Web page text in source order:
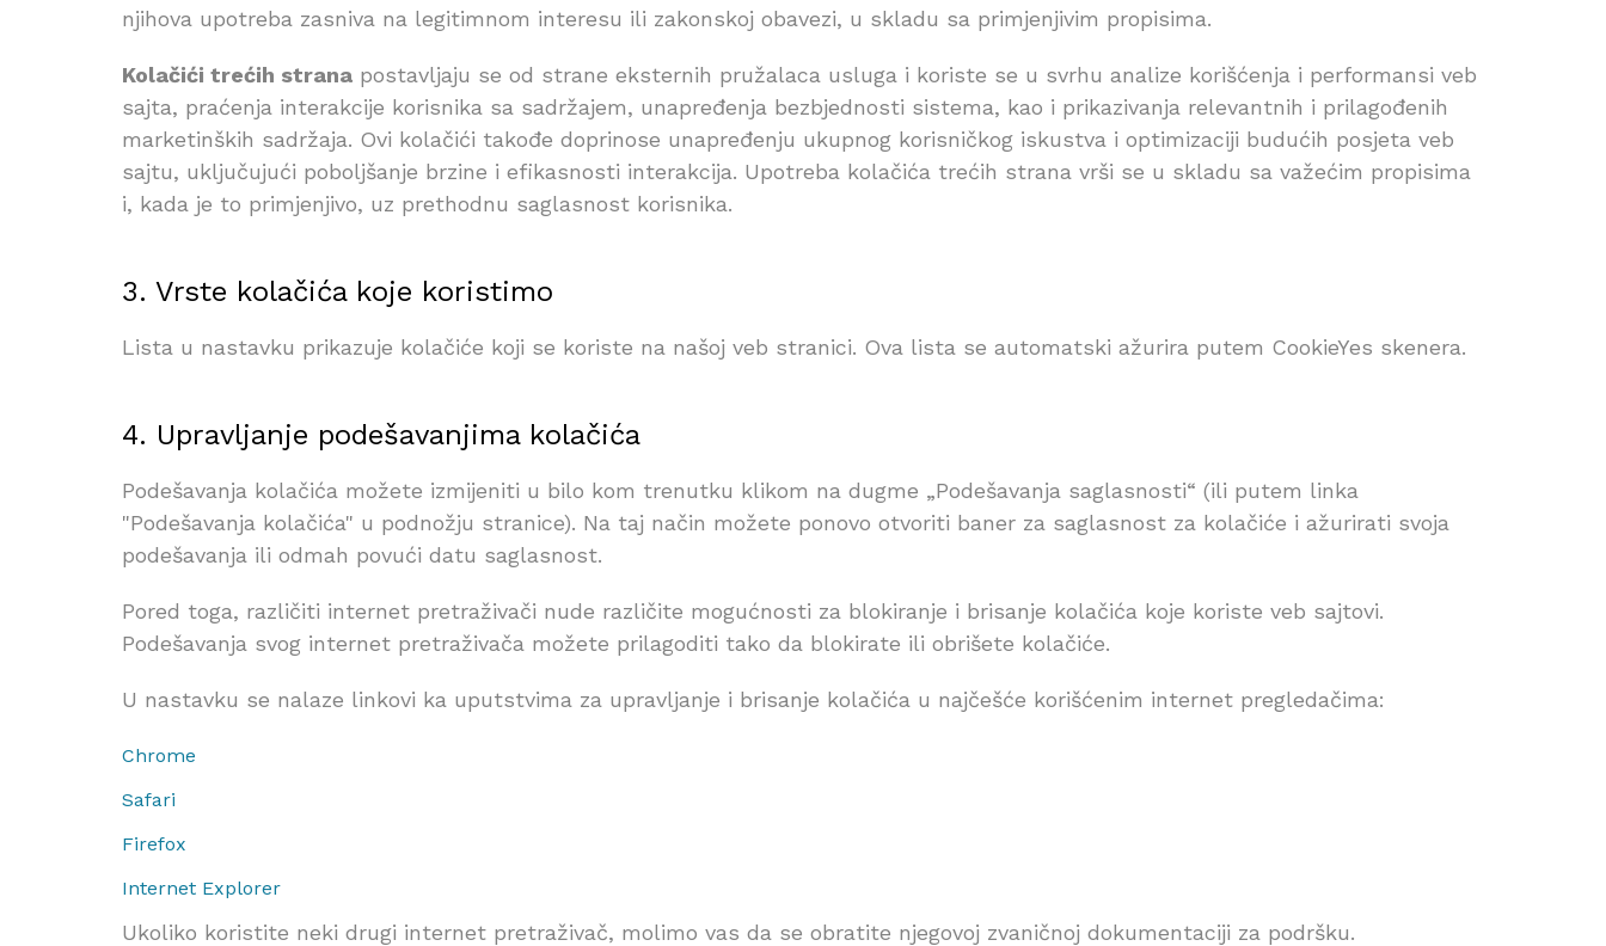
njihova upotreba zasniva na legitimnom interesu ili zakonskoj obavezi, u skladu sa primjenjivim propisima.
Kolačići trećih strana postavljaju se od strane eksternih pružalaca usluga i koriste se u svrhu analize korišćenja i performansi veb
sajta, praćenja interakcije korisnika sa sadržajem, unapređenja bezbjednosti sistema, kao i prikazivanja relevantnih i prilagođenih
marketinških sadržaja. Ovi kolačići takođe doprinose unapređenju ukupnog korisničkog iskustva i optimizaciji budućih posjeta veb
sajtu, uključujući poboljšanje brzine i efikasnosti interakcija. Upotreba kolačića trećih strana vrši se u skladu sa važećim propisima
i, kada je to primjenjivo, uz prethodnu saglasnost korisnika.
3. Vrste kolačića koje koristimo
Lista u nastavku prikazuje kolačiće koji se koriste na našoj veb stranici. Ova lista se automatski ažurira putem CookieYes skenera.
4. Upravljanje podešavanjima kolačića
Podešavanja kolačića možete izmijeniti u bilo kom trenutku klikom na dugme „Podešavanja saglasnosti“ (ili putem linka
"Podešavanja kolačića" u podnožju stranice). Na taj način možete ponovo otvoriti baner za saglasnost za kolačiće i ažurirati svoja
podešavanja ili odmah povući datu saglasnost.
Pored toga, različiti internet pretraživači nude različite mogućnosti za blokiranje i brisanje kolačića koje koriste veb sajtovi.
Podešavanja svog internet pretraživača možete prilagoditi tako da blokirate ili obrišete kolačiće.
U nastavku se nalaze linkovi ka uputstvima za upravljanje i brisanje kolačića u najčešće korišćenim internet pregledačima:
Chrome
Safari
Firefox
Internet Explorer
Ukoliko koristite neki drugi internet pretraživač, molimo vas da se obratite njegovoj zvaničnoj dokumentaciji za podršku.